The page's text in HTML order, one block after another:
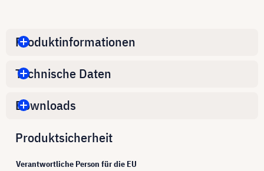
Produktinformationen
Technische Daten
Downloads
Produktsicherheit
Verantwortliche Person für die EU